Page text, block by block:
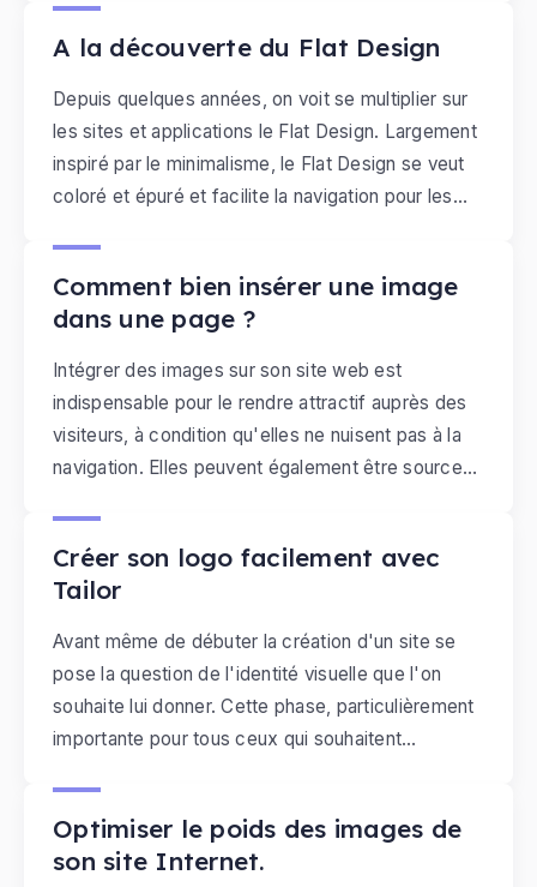
A la découverte du Flat Design
Depuis quelques années, on voit se multiplier sur
les sites et applications le Flat Design. Largement
inspiré par le minimalisme, le Flat Design se veut
coloré et épuré et facilite la navigation pour les
Google ou encore Microsoft, comme en atteste
l'interface Windows 8. "Quels sont les ingrédients
du Flat Design ?" et "Comment se procurer des
icônes flat ?" sont des questions auxquelles nous
apporterons des réponses dans ce billet.
Comment bien insérer une image
dans une page ?
Intégrer des images sur son site web est
indispensable pour le rendre attractif auprès des
visiteurs, à condition qu'elles ne nuisent pas à la
navigation. Elles peuvent également être source
Images. Quelles sont règles de bases à respecter
pour s'adapter aux exigences des users et des
moteurs de recherche ?
Créer son logo facilement avec
Tailor
Avant même de débuter la création d'un site se
pose la question de l'identité visuelle que l'on
souhaite lui donner. Cette phase, particulièrement
importante pour tous ceux qui souhaitent
activité. Mais comment procéder quand on a pas
les moyens de se payer les services d'un
Optimiser le poids des images de
son site Internet.